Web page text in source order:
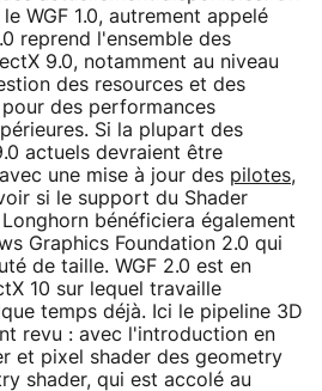
WGF 1.0, autrement appelé
reprend l'ensemble des
9.0, notamment au niveau
des resources et des
des performances
Si la plupart des
actuels devraient être
une mise à jour des pilotes,
si le support du Shader
bénéficiera également
Graphics Foundation 2.0 qui
de taille. WGF 2.0 est en
10 sur lequel travaille
temps déjà. Ici le pipeline 3D
revu : avec l'introduction en
et pixel shader des geometry
shader, qui est accolé au